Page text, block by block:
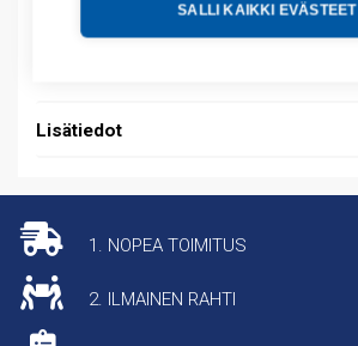
SALLI KAIKKI EVÄSTEET
Tilauskoodi: 1SET411105R0000
Lisätiedot
1. NOPEA TOIMITUS
2. ILMAINEN RAHTI